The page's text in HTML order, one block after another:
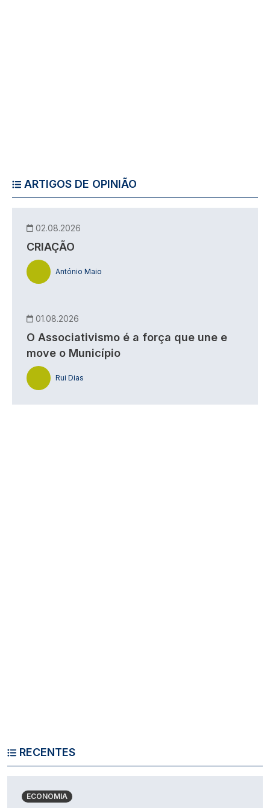
ARTIGOS DE OPINIÃO
02.08.2026
CRIAÇÃO
António Maio
01.08.2026
O Associativismo é a força que une e
move o Município
Rui Dias
RECENTES
ECONOMIA